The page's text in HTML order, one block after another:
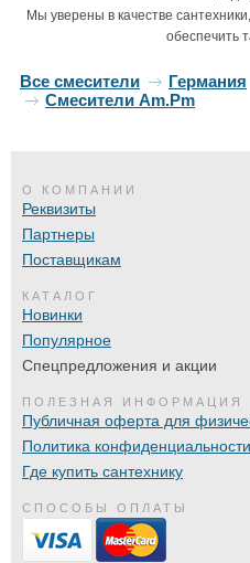
Мы уверены в качестве
обеспечить
Все смесители Германия
Смесители Am.Pm
О КОМПАНИИ
Реквизиты
Партнеры
Поставщикам
КАТАЛОГ
Новинки
Популярное
Спецпредложения и акции
ПОЛЕЗНАЯ ИНФОРМАЦИЯ
Публичная оферта для
Политика конфиденциальности
Где купить сантехнику
СПОСОБЫ ОПЛАТЫ